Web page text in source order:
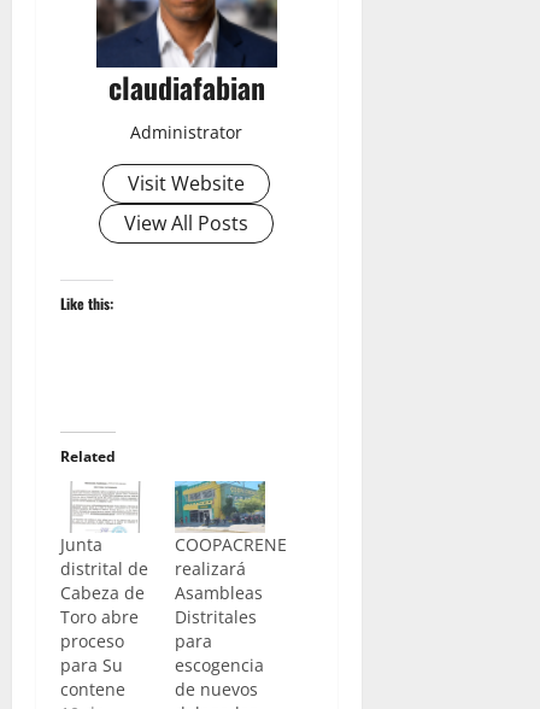
claudiafabian
Administrator
Visit Website
View All Posts
Like this:
Related
Junta
distrital de
Cabeza de
Toro abre
proceso
para Su
contene
COOPACRENE
realizará
Asambleas
Distritales
para
escogencia
de nuevos